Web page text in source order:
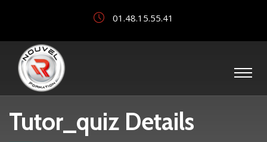
01.48.15.55.41
Tutor_quiz Details